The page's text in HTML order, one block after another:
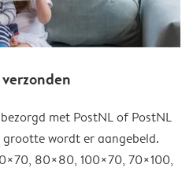
met PostNL of PostNL
wordt er aangebeld.
80×80, 100×70, 70×100,